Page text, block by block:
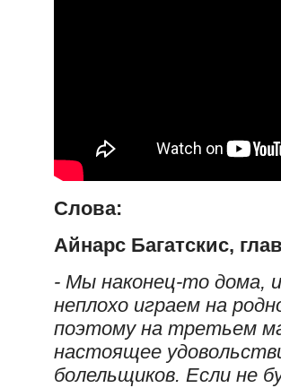
Слова:
Айнарс Багатскис,
- Мы наконец-то дома,
неплохо играем на
поэтому на третьем
настоящее
болельщиков. Если не